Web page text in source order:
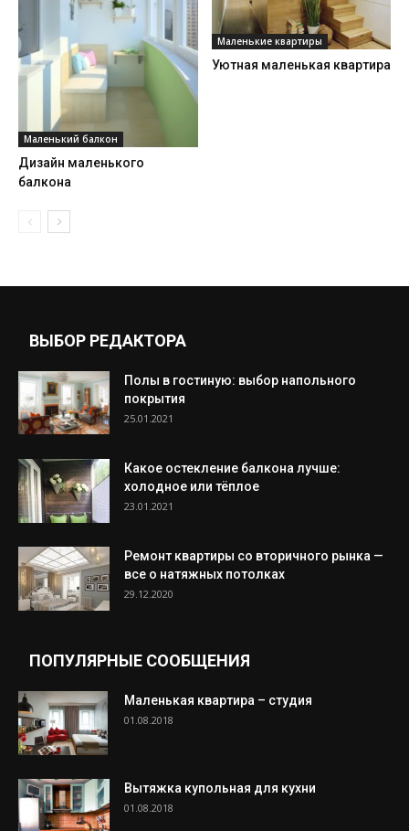
Маленький балкон
Дизайн маленького
балкона
Маленькие квартиры
Уютная маленькая квартира
ВЫБОР РЕДАКТОРА
Полы в гостиную: выбор напольного
покрытия
25.01.2021
Какое остекление балкона лучше:
холодное или тёплое
23.01.2021
Ремонт квартиры со вторичного рынка —
все о натяжных потолках
29.12.2020
ПОПУЛЯРНЫЕ СООБЩЕНИЯ
Маленькая квартира – студия
01.08.2018
Вытяжка купольная для кухни
01.08.2018